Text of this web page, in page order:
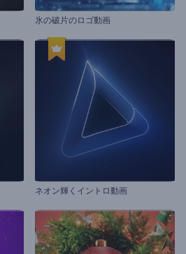
氷の破片のロゴ動画
ネオン輝くイントロ動画